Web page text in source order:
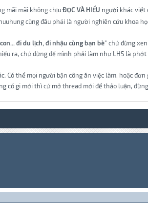
mãi mãi không chịuĐỌC VÀ HIỂU người khác viết
cũng đâu phải là người nghiên cứu khoa
đi du lịch, đi nhậu cùng bạn bè" chứ đừng
ra, chứ đừng để mình phải làm như LHS là
Có thể mọi người bận công ăn việc làm, hoặc
có gi mới thì cứ mở thread mới để thảo luận,